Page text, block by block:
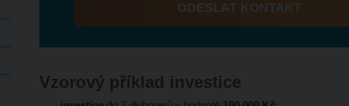
ODESLAT KONTAKT
odeslat.
Vzorový příklad investice